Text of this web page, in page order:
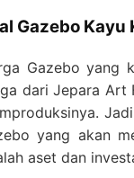
Gazebo Kayu
Gazebo yang
dari Jepara Art
yang akan
aset dan